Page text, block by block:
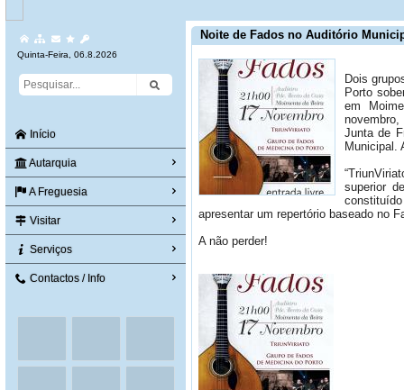
Quinta-Feira, 06.8.2026
Início
Autarquia
A Freguesia
Visitar
Serviços
Contactos / Info
Noite de Fados no Auditório
Dois
Porto
em
Junta de
Municipal.
superior
apresentar um repertório baseado no
A não perder!